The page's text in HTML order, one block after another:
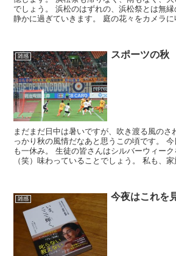
でしょう。 浜松のはずれの、浜松祭とは無
静かに過ぎていきます。 庭の花々をカメラに
雑感 スポーツの秋
まだまだ日中は暑いですが、吹き渡る風のさ
っかり秋の風情だなあと思うこの頃です。
も一休み。 生徒の皆さんはシルバーウィー
（笑）味わっていることでしょう。 私も、家
雑感 今夜はこれを